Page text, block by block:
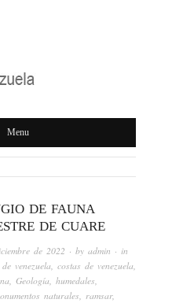
Menu
DE FAUNA
DE CUARE
de 2022 · byadmin · in
venezuela, costas de venezuela,
, Geología, humedales,
naturales, ramsar,